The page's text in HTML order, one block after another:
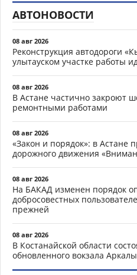
АВТОНОВОСТИ
08 авг 2026
Реконструкция автодороги
улытауском участке работы
08 авг 2026
В Астане частично закроют
ремонтными работами
08 авг 2026
«Закон и порядок»: в Астане
дорожного движения
08 авг 2026
На БАКАД изменен порядок
добросовестных
прежней
08 авг 2026
В Костанайской области
обновленного вокзала